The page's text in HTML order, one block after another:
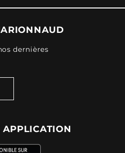
dernières
APPLICATION